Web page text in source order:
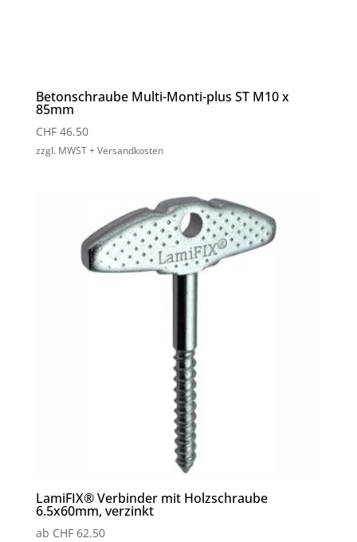
Betonschraube Multi-Monti-plus ST M10 x
85mm
CHF46.50
zzgl. MWST + Versandkosten
LamiFIX® Verbinder mit Holzschraube
6.5x60mm, verzinkt
ab CHF62.50